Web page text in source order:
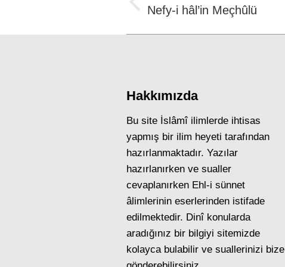
navigation
Previous
Nefy-i hâl’in Meçhûlü
Hakkımızda
Bu site İslâmî ilimlerde ihtisas
yapmış bir ilim heyeti tarafından
hazırlanmaktadır. Yazılar
hazırlanırken ve sualler
cevaplanırken Ehl-i sünnet
âlimlerinin eserlerinden istifade
edilmektedir. Dinî konularda
aradığınız bir bilgiyi sitemizde
kolayca bulabilir ve suallerinizi bize